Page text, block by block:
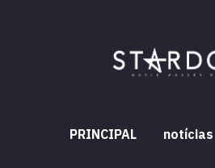
PRINCIPAL notícias